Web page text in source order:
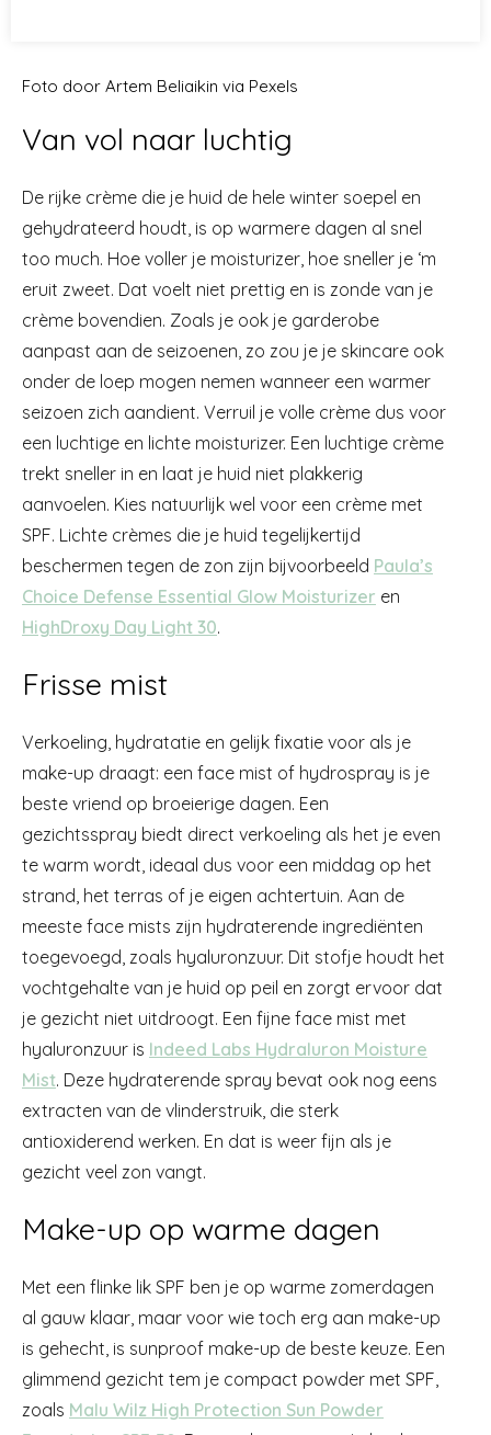
Foto door Artem Beliaikin via Pexels
Van vol naar luchtig
De rijke crème die je huid de hele winter soepel en
gehydrateerd houdt, is op warmere dagen al snel
too much. Hoe voller je moisturizer, hoe sneller je ‘m
eruit zweet. Dat voelt niet prettig en is zonde van je
crème bovendien. Zoals je ook je garderobe
aanpast aan de seizoenen, zo zou je je skincare ook
onder de loep mogen nemen wanneer een warmer
seizoen zich aandient. Verruil je volle crème dus voor
een luchtige en lichte moisturizer. Een luchtige crème
trekt sneller in en laat je huid niet plakkerig
aanvoelen. Kies natuurlijk wel voor een crème met
SPF. Lichte crèmes die je huid tegelijkertijd
beschermen tegen de zon zijn bijvoorbeeld Paula’s
Choice Defense Essential Glow Moisturizer en
HighDroxy Day Light 30.
Frisse mist
Verkoeling, hydratatie en gelijk fixatie voor als je
make-up draagt: een face mist of hydrospray is je
beste vriend op broeierige dagen. Een
gezichtsspray biedt direct verkoeling als het je even
te warm wordt, ideaal dus voor een middag op het
strand, het terras of je eigen achtertuin. Aan de
meeste face mists zijn hydraterende ingrediënten
toegevoegd, zoals hyaluronzuur. Dit stofje houdt het
vochtgehalte van je huid op peil en zorgt ervoor dat
je gezicht niet uitdroogt. Een fijne face mist met
hyaluronzuur is Indeed Labs Hydraluron Moisture
Mist. Deze hydraterende spray bevat ook nog eens
extracten van de vlinderstruik, die sterk
antioxiderend werken. En dat is weer fijn als je
gezicht veel zon vangt.
Make-up op warme dagen
Met een flinke lik SPF ben je op warme zomerdagen
al gauw klaar, maar voor wie toch erg aan make-up
is gehecht, is sunproof make-up de beste keuze. Een
glimmend gezicht tem je compact powder met SPF,
zoals Malu Wilz High Protection Sun Powder